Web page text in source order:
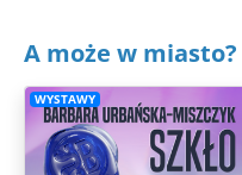
A może w miasto?
WYSTAWY